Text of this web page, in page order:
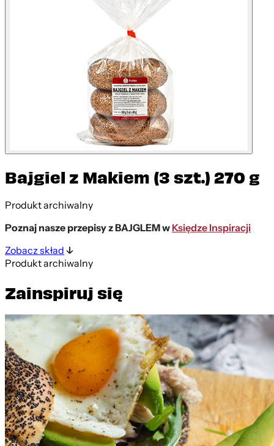
Bajgiel z Makiem (3 szt.) 270 g
Produkt archiwalny
Poznaj nasze przepisy z BAJGLEM wKsiędze Inspiracji
Zobacz skład
Produkt archiwalny
Zainspiruj się